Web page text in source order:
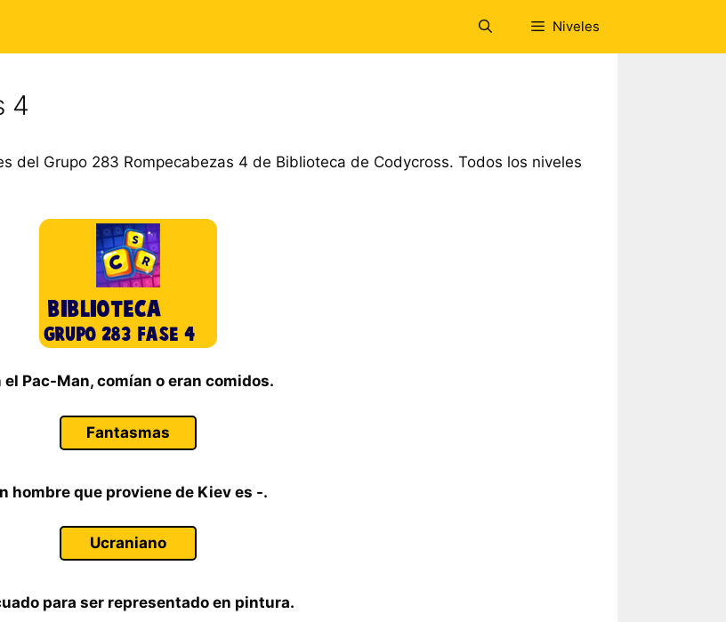
Niveles
4
del Grupo 283 Rompecabezas 4 de Biblioteca de Codycross. Todos los niveles
el Pac-Man, comían o eran comidos.
Fantasmas
hombre que proviene de Kiev es -.
Ucraniano
para ser representado en pintura.